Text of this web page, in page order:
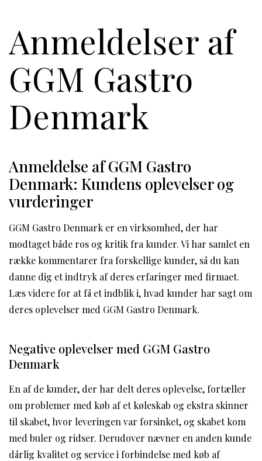
Anmeldelser af
GGM Gastro
Denmark
Anmeldelse af GGM Gastro
Denmark: Kundens oplevelser og
vurderinger
GGM Gastro Denmark er en virksomhed, der har
modtaget både ros og kritik fra kunder. Vi har samlet en
række kommentarer fra forskellige kunder, så du kan
danne dig et indtryk af deres erfaringer med firmaet.
Læs videre for at få et indblik i, hvad kunder har sagt om
deres oplevelser med GGM Gastro Denmark.
Negative oplevelser med GGM Gastro
Denmark
En af de kunder, der har delt deres oplevelse, fortæller
om problemer med køb af et køleskab og ekstra skinner
til skabet, hvor leveringen var forsinket, og skabet kom
med buler og ridser. Derudover nævner en anden kunde
dårlig kvalitet og service i forbindelse med køb af